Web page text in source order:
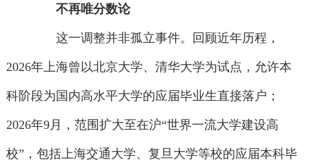
不再唯分数论
这一调整并非孤立事件。回顾近年历程，
2026年上海曾以北京大学、清华大学为试点，允许本
科阶段为国内高水平大学的应届毕业生直接落户；
2026年9月，范围扩大至在沪“世界一流大学建设高
校”，包括上海交通大学、复旦大学等校的应届本科毕